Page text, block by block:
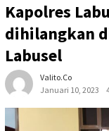
Kapolres
dihilangkan
Labusel
Valito.co
Januari 10, 2023